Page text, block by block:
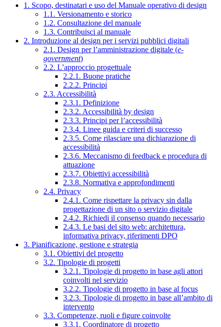
1. Scopo, destinatari e uso del Manuale operativo di design
1.1. Versionamento e storico
1.2. Consultazione del manuale
1.3. Contribuisci al manuale
2. Introduzione al design per i servizi pubblici digitali
2.1. Design per l’amministrazione digitale (e-
government)
2.2. L’approccio progettuale
2.2.1. Buone pratiche
2.2.2. Principi
2.3. Accessibilità
2.3.1. Definizione
2.3.2. Accessibilità by design
2.3.3. Principi per l’accessibilità
2.3.4. Linee guida e criteri di successo
2.3.5. Come rilasciare una dichiarazione di
accessibilità
2.3.6. Meccanismo di feedback e procedura di
attuazione
2.3.7. Obiettivi accessibilità
2.3.8. Normativa e approfondimenti
2.4. Privacy
2.4.1. Come rispettare la privacy sin dalla
progettazione di un sito o servizio digitale
2.4.2. Richiedi il consenso quando necessario
2.4.3. Le basi del sito web: architettura,
informativa privacy, riferimenti DPO
3. Pianificazione, gestione e strategia
3.1. Obiettivi del progetto
3.2. Tipologie di progetti
3.2.1. Tipologie di progetto in base agli attori
coinvolti nel servizio
3.2.2. Tipologie di progetto in base al focus
3.2.3. Tipologie di progetto in base all’ambito di
intervento
3.3. Competenze, ruoli e figure coinvolte
3.3.1. Coordinatore di progetto